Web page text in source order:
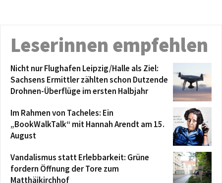
Leserinnen empfehlen
Nicht nur Flughafen Leipzig/Halle als Ziel:
Sachsens Ermittler zählten schon Dutzende
Drohnen-Überflüge im ersten Halbjahr
Im Rahmen von Tacheles: Ein
„BookWalkTalk“ mit Hannah Arendt am 15.
August
Vandalismus statt Erlebbarkeit: Grüne
fordern Öffnung der Tore zum
Matthäikirchhof